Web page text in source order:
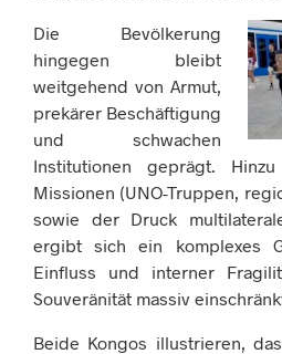
Die Bevölkerung
hingegen bleibt
weitgehend von Armut,
prekärer Beschäftigung
und schwachen
Institutionen geprägt.
Missionen (UNO-Truppen,
sowie der Druck
ergibt sich ein komplexes
Einfluss und interner
Souveränität massiv
Beide Kongos illustrieren,